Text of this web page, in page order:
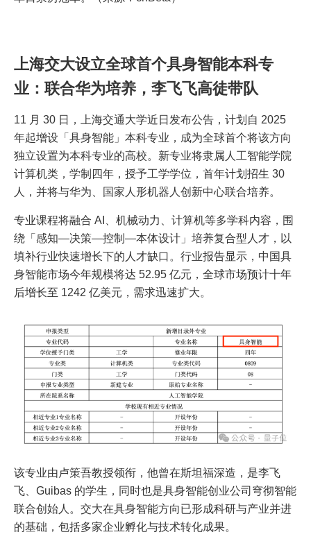
上海交大设立全球首个具身智能本科专
业：联合华为培养，李飞飞高徒带队
11 月 30 日，上海交通大学近日发布公告，计划自 2025
年起增设「具身智能」本科专业，成为全球首个将该方向
独立设置为本科专业的高校。新专业将隶属人工智能学院
计算机类，学制四年，授予工学学位，首年计划招生 30
人，并将与华为、国家人形机器人创新中心联合培养。
专业课程将融合 AI、机械动力、计算机等多学科内容，围
绕「感知—决策—控制—本体设计」培养复合型人才，以
填补行业快速增长下的人才缺口。行业报告显示，中国具
身智能市场今年规模将达 52.95 亿元，全球市场预计十年
后增长至 1242 亿美元，需求迅速扩大。
该专业由卢策吾教授领衔，他曾在斯坦福深造，是李飞
飞、Guibas 的学生，同时也是具身智能创业公司穹彻智能
联合创始人。交大在具身智能方向已形成科研与产业并进
的基础，包括多家企业孵化与技术转化成果。